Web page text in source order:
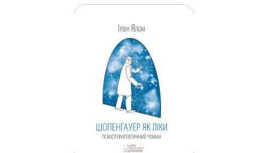
Книги для підлітків (240)
Науково-популярна література (1015)
Навчальна література та посібники (527)
Енциклопедії, довідники, словники (55)
Подарункові сертифікати (1)